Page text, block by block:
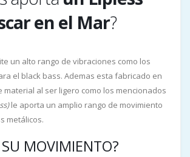
en el Mar?
un alto rango de vibraciones como los
el black bass. Ademas esta fabricado en
material al ser ligero como los mencionados
le aporta un amplio rango de movimiento
metálicos.
MOVIMIENTO?